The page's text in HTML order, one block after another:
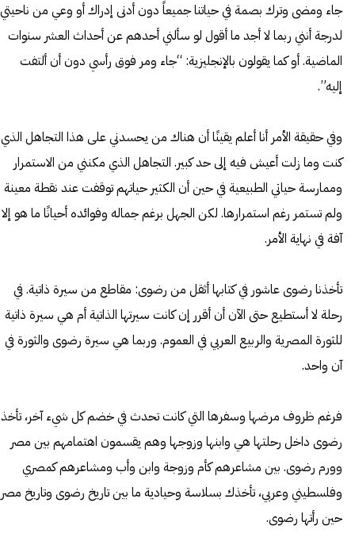
جاء ومضى وترك بصمة في حياتنا جميعاً دون أدنى إدراك أو وعي من ناحيتي
لدرجة أنني ربما لا أجد ما أقول لو سألني أحدهم عن أحداث العشر سنوات
الماضية. أو كما يقولون بالإنجليزية: “جاء ومر فوق رأسي دون أن ألتفت
إليه”.
وفي حقيقة الأمر أنا أعلم يقينًا أن هناك من يحسدني على هذا التجاهل الذي
كنت وما زلت أعيش فيه إلى حد كبير. التجاهل الذي مكنني من الاستمرار
وممارسة حياتي الطبيعية في حين أن الكثير حياتهم توقفت عند نقطة معينة
ولم تستمر رغم استمرارها. لكن الجهل برغم جماله وفوائده أحيانًا ما هو إلا
آفة في نهاية الأمر.
تأخذنا رضوى عاشور في كتابها أثقل من رضوى: مقاطع من سيرة ذاتية. في
رحلة لا أستطيع حتى الآن أن أقرر إن كانت سيرتها الذاتية أم هي سيرة ذاتية
للثورة المصرية والربيع العربي في العموم. وربما هي سيرة رضوى والثورة في
آن واحد.
فرغم ظروف مرضها وسفرها التي كانت تحدث في خضم كل شيء آخر،
رضوى داخل رحلتها هي وابنها وزوجها وهم يقسمون اهتمامهم بين مصر
وورم رضوى. بين مشاعرهم كأم وزوجة وابن وأب ومشاعرهم كمصري
وفلسطيني وعربي، تأخذك بسلاسة وحيادية ما بين تاريخ رضوى وتاريخ مصر
حين رأتها رضوى.